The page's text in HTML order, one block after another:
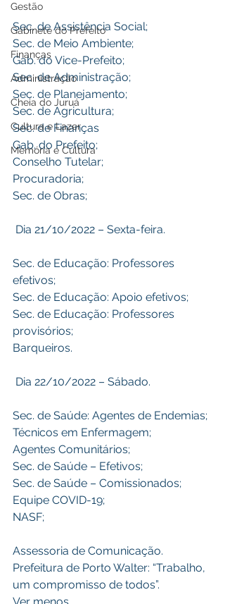
Gestão
Gabinete do Prefeito
Finanças
Administração
Cheia do Juruá
Cultura e Lazer
Memória e Cultura
Sec. de Assistência Social;
Sec. de Meio Ambiente;
Gab. do Vice-Prefeito;
Sec. de Administração;
Sec. de Planejamento;
Sec. de Agricultura;
Sec. de Finanças
Gab. do Prefeito;
Conselho Tutelar;
Procuradoria;
Sec. de Obras;
Dia 21/10/2022 – Sexta-feira.
Sec. de Educação: Professores
efetivos;
Sec. de Educação: Apoio efetivos;
Sec. de Educação: Professores
provisórios;
Barqueiros.
Dia 22/10/2022 – Sábado.
Sec. de Saúde: Agentes de Endemias;
Técnicos em Enfermagem;
Agentes Comunitários;
Sec. de Saúde – Efetivos;
Sec. de Saúde – Comissionados;
Equipe COVID-19;
NASF;
Assessoria de Comunicação.
Prefeitura de Porto Walter: “Trabalho,
um compromisso de todos”.